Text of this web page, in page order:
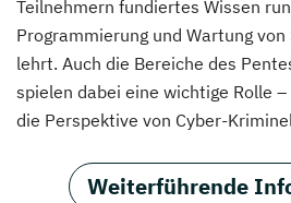
Teilnehmern fundiertes Wissen
Programmierung und Wartung
lehrt. Auch die Bereiche des
spielen dabei eine wichtige Rolle
die Perspektive von Cyber-
Weiterführende